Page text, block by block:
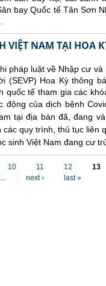
bay Quốc tế Tân Sơn
VIỆT NAM TẠI HOA
pháp luật về Nhập cư
(SEVP) Hoa Kỳ thông
quốc tế tham gia các
động của dịch bệnh
tại địa bàn đã, đang
quy trình, thủ tục liên
sinh Việt Nam đang cư
10 11 12
13
…
next › last »